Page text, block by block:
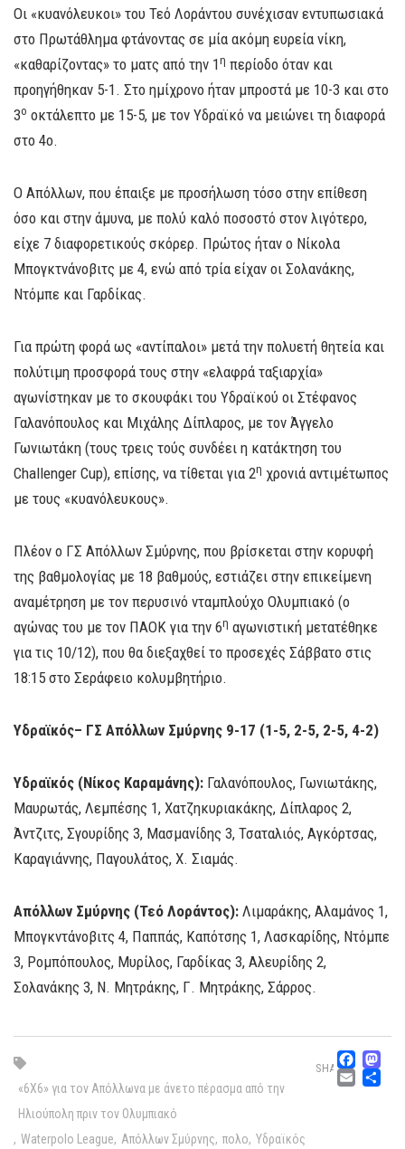
Οι «κυανόλευκοι» του Τεό Λοράντου συνέχισαν εντυπωσιακά
στο Πρωτάθλημα φτάνοντας σε μία ακόμη ευρεία νίκη,
«καθαρίζοντας» το ματς από την 1η περίοδο όταν και
προηγήθηκαν 5-1. Στο ημίχρονο ήταν μπροστά με 10-3 και στο
3ο οκτάλεπτο με 15-5, με τον Υδραϊκό να μειώνει τη διαφορά
στο 4ο.
Ο Απόλλων, που έπαιξε με προσήλωση τόσο στην επίθεση
όσο και στην άμυνα, με πολύ καλό ποσοστό στον λιγότερο,
είχε 7 διαφορετικούς σκόρερ. Πρώτος ήταν ο Νίκολα
Μπογκτνάνοβιτς με 4, ενώ από τρία είχαν οι Σολανάκης,
Ντόμπε και Γαρδίκας.
Για πρώτη φορά ως «αντίπαλοι» μετά την πολυετή θητεία και
πολύτιμη προσφορά τους στην «ελαφρά ταξιαρχία»
αγωνίστηκαν με το σκουφάκι του Υδραϊκού οι Στέφανος
Γαλανόπουλος και Μιχάλης Δίπλαρος, με τον Άγγελο
Γωνιωτάκη (τους τρεις τούς συνδέει η κατάκτηση του
Challenger Cup), επίσης, να τίθεται για 2η χρονιά αντιμέτωπος
με τους «κυανόλευκους».
Πλέον ο ΓΣ Απόλλων Σμύρνης, που βρίσκεται στην κορυφή
της βαθμολογίας με 18 βαθμούς, εστιάζει στην επικείμενη
αναμέτρηση με τον περυσινό νταμπλούχο Ολυμπιακό (ο
αγώνας του με τον ΠΑΟΚ για την 6η αγωνιστική μετατέθηκε
για τις 10/12), που θα διεξαχθεί το προσεχές Σάββατο στις
18:15 στο Σεράφειο κολυμβητήριο.
Υδραϊκός– ΓΣ Απόλλων Σμύρνης 9-17 (1-5, 2-5, 2-5, 4-2)
Υδραϊκός (Νίκος Καραμάνης): Γαλανόπουλος, Γωνιωτάκης,
Μαυρωτάς, Λεμπέσης 1, Χατζηκυριακάκης, Δίπλαρος 2,
Άντζιτς, Σγουρίδης 3, Μασμανίδης 3, Τσαταλιός, Αγκόρτσας,
Καραγιάννης, Παγουλάτος, Χ. Σιαμάς.
Απόλλων Σμύρνης (Τεό Λοράντος): Λιμαράκης, Αλαμάνος 1,
Μπογκντάνοβιτς 4, Παππάς, Καπότσης 1, Λασκαρίδης, Ντόμπε
3, Ρομπόπουλος, Μυρίλος, Γαρδίκας 3, Αλευρίδης 2,
Σολανάκης 3, Ν. Μητράκης, Γ. Μητράκης, Σάρρος.
«6Χ6» για τον Απόλλωνα με άνετο πέρασμα από την
Ηλιούπολη πριν τον Ολυμπιακό
, Waterpolo League, Απόλλων Σμύρνης, πολο, Υδραϊκός
SHARE